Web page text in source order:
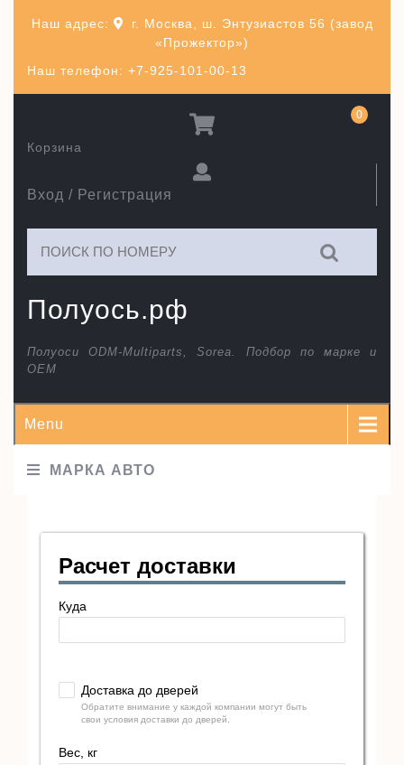
Наш телефон: +7-925-101-00-13
Наш адрес:
г. Москва, ш. Энтузиастов 56 (завод
«Прожектор»)
Полуось.рф
Полуоси ODM-Multiparts, Sorea. Подбор по марке и
ОЕМ
Вход / Регистрация
Корзина
0
Menu
МАРКА АВТО
Расчет доставки
Куда
Доставка до дверей
Обратите внимание у каждой компании могут быть
свои условия доставки до дверей.
Вес, кг